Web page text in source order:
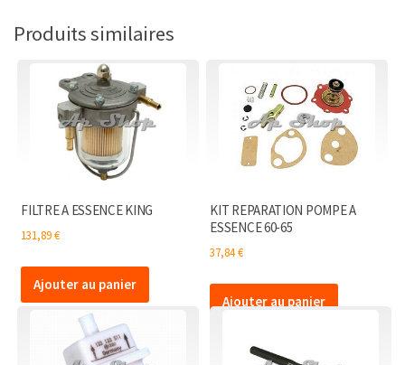
7MM
Produits similaires
FILTRE A ESSENCE KING
131,89€
Ajouter au panier
KIT REPARATION POMPE A
ESSENCE 60-65
37,84€
Ajouter au panier